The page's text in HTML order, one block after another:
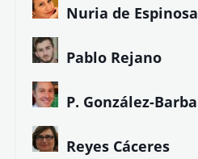
Nuria de Espinosa
Pablo Rejano
P. González-Barba
Reyes Cáceres